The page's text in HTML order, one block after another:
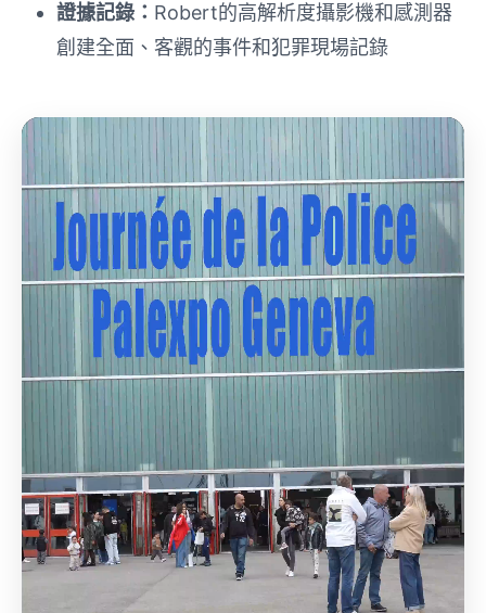
證據記錄： Robert的高解析度攝影機和感測器
創建全面、客觀的事件和犯罪現場記錄